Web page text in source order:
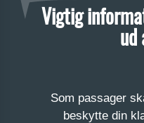
Vigtig
ud
Som passager
beskytte din